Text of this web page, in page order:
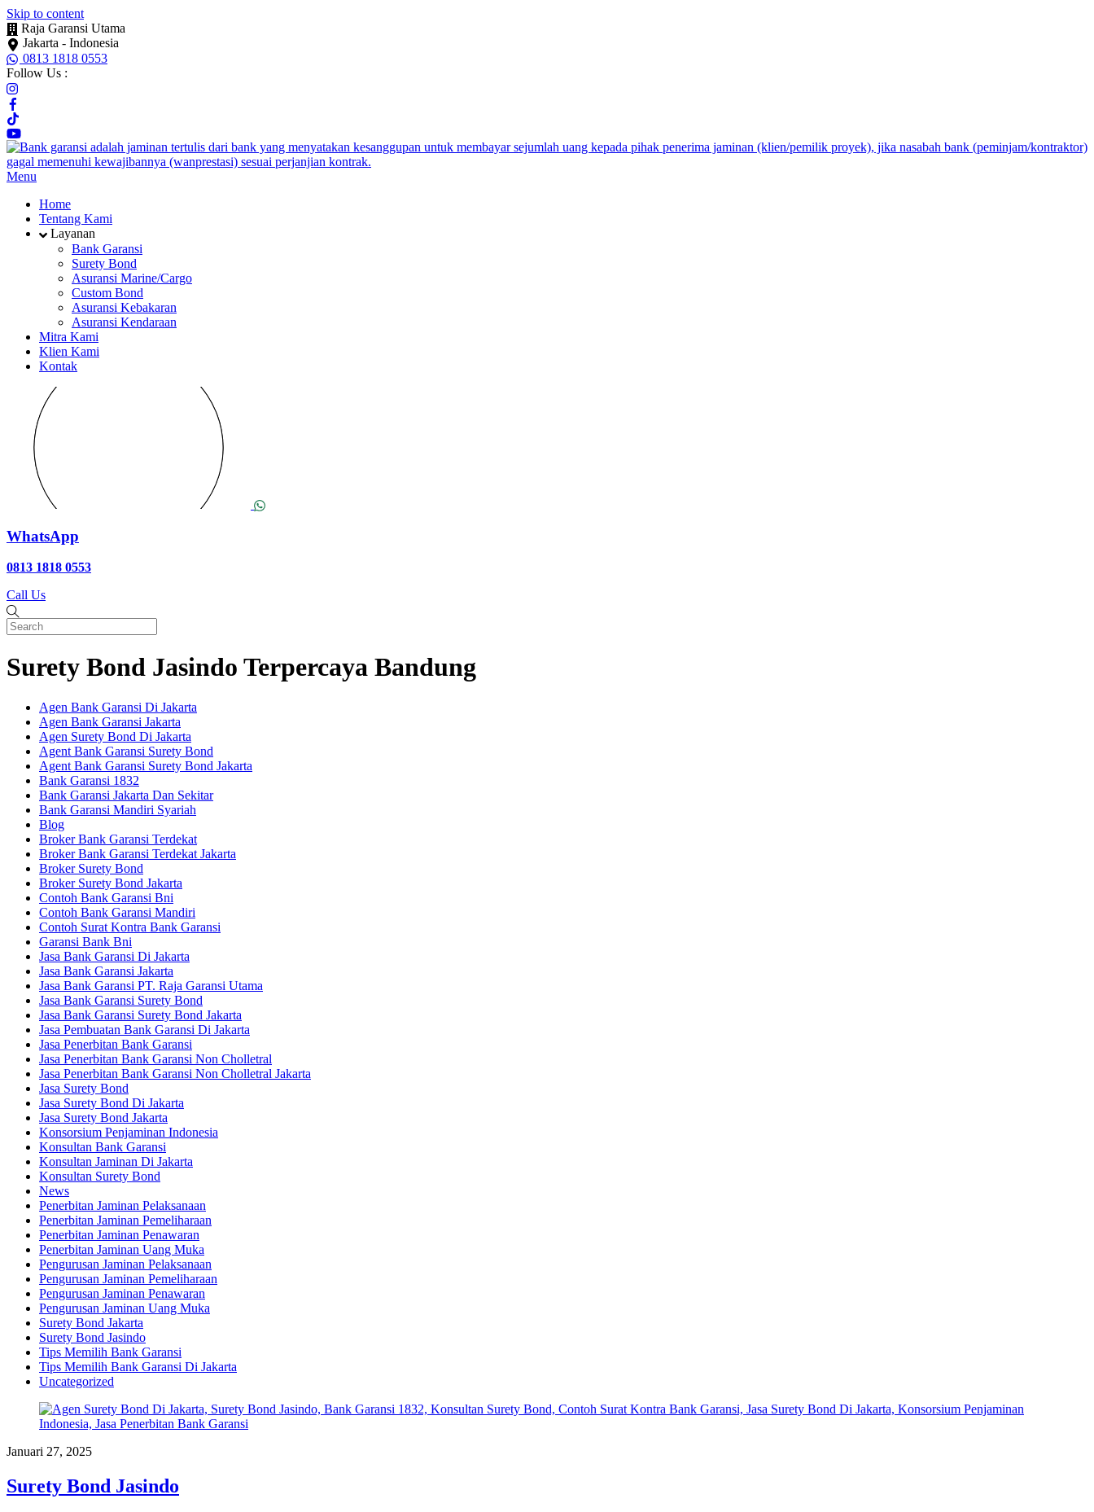
Skip to content
Raja Garansi Utama
Jakarta - Indonesia
0813 1818 0553
Follow Us :
Menu
Home
Tentang Kami
Layanan
Bank Garansi
Surety Bond
Asuransi Marine/Cargo
Custom Bond
Asuransi Kebakaran
Asuransi Kendaraan
Mitra Kami
Klien Kami
Kontak
WhatsApp
0813 1818 0553
Call Us
Surety Bond Jasindo Terpercaya Bandung
Agen Bank Garansi Di Jakarta
Agen Bank Garansi Jakarta
Agen Surety Bond Di Jakarta
Agent Bank Garansi Surety Bond
Agent Bank Garansi Surety Bond Jakarta
Bank Garansi 1832
Bank Garansi Jakarta Dan Sekitar
Bank Garansi Mandiri Syariah
Blog
Broker Bank Garansi Terdekat
Broker Bank Garansi Terdekat Jakarta
Broker Surety Bond
Broker Surety Bond Jakarta
Contoh Bank Garansi Bni
Contoh Bank Garansi Mandiri
Contoh Surat Kontra Bank Garansi
Garansi Bank Bni
Jasa Bank Garansi Di Jakarta
Jasa Bank Garansi Jakarta
Jasa Bank Garansi PT. Raja Garansi Utama
Jasa Bank Garansi Surety Bond
Jasa Bank Garansi Surety Bond Jakarta
Jasa Pembuatan Bank Garansi Di Jakarta
Jasa Penerbitan Bank Garansi
Jasa Penerbitan Bank Garansi Non Cholletral
Jasa Penerbitan Bank Garansi Non Cholletral Jakarta
Jasa Surety Bond
Jasa Surety Bond Di Jakarta
Jasa Surety Bond Jakarta
Konsorsium Penjaminan Indonesia
Konsultan Bank Garansi
Konsultan Jaminan Di Jakarta
Konsultan Surety Bond
News
Penerbitan Jaminan Pelaksanaan
Penerbitan Jaminan Pemeliharaan
Penerbitan Jaminan Penawaran
Penerbitan Jaminan Uang Muka
Pengurusan Jaminan Pelaksanaan
Pengurusan Jaminan Pemeliharaan
Pengurusan Jaminan Penawaran
Pengurusan Jaminan Uang Muka
Surety Bond Jakarta
Surety Bond Jasindo
Tips Memilih Bank Garansi
Tips Memilih Bank Garansi Di Jakarta
Uncategorized
Januari 27, 2025
Surety Bond Jasindo